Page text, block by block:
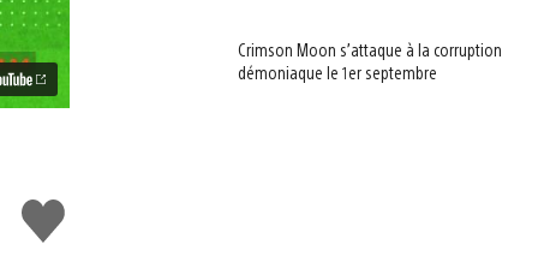
J'aime
Crimson Moon s’attaque à la corruption
démoniaque le 1er septembre